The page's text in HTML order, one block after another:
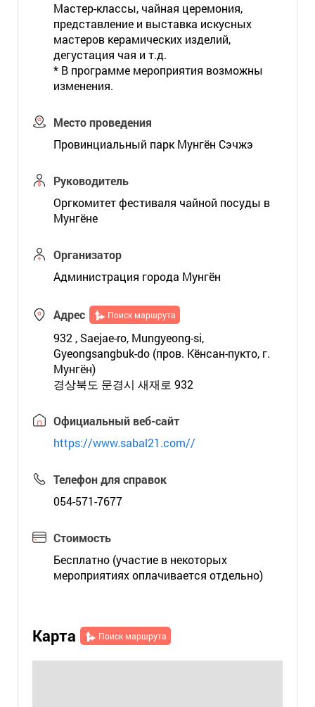
Мастер-классы, чайная церемония,
представление и выставка искусных
мастеров керамических изделий,
дегустация чая и т.д.
* В программе мероприятия возможны
изменения.
Место проведения
Провинциальный парк Мунгён Сэчжэ
Руководитель
Оргкомитет фестиваля чайной посуды в
Мунгёне
Организатор
Администрация города Мунгён
Адрес Поиск маршрута
932 , Saejae-ro, Mungyeong-si,
Gyeongsangbuk-do (пров. Кёнсан-пукто, г.
Мунгён)
경상북도 문경시 새재로 932
Официальный веб-сайт
https://www.sabal21.com//
Телефон для справок
054-571-7677
Стоимость
Бесплатно (участие в некоторых
мероприятиях оплачивается отдельно)
Карта Поиск маршрута